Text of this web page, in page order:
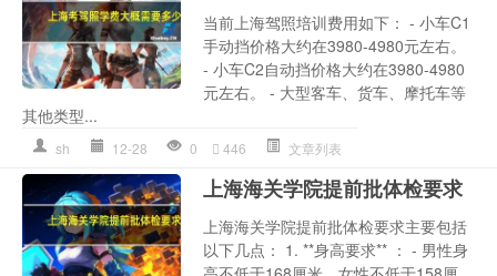
当前上海驾照培训费用如下： - 小车C1
手动挡价格大约在3980-4980元左右。
- 小车C2自动挡价格大约在3980-4980
元左右。 - 大型客车、货车、摩托车等
其他类型...
sh 12-28 0 446 文章列表
上海海关学院提前批体检要求
上海海关学院提前批体检要求主要包括
以下几点： 1. **身高要求** ： - 男性身